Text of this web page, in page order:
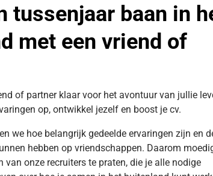
tussenjaar baan in
met een vriend of
of partner klaar voor het avontuur van jullie
op, ontwikkel jezelf en boost je cv.
we hoe belangrijk gedeelde ervaringen zijn en
hebben op vriendschappen. Daarom
van onze recruiters te praten, die je alle nodige